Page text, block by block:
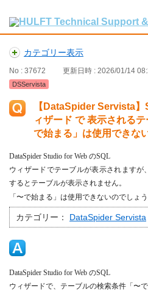
カテゴリー表示
No : 37672 更新日時 : 2026/01/14
DSServista
【DataSpider Servista
ィザード で 表示される
で始まる」は使用できな
DataSpider Studio for Web のSQL
ウィザードでテーブルが表示されますが
するとテーブルが表示されません。
「〜で始まる」は使用できないのでしょ
カテゴリー： DataSpider Servista
DataSpider Studio for Web のSQL
ウィザードで、テーブルの検索条件「〜